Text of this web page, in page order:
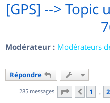
[GPS] --> Topic
Modérateur : Modérateurs
Répondre
285 messages Page 22 sur
1 …